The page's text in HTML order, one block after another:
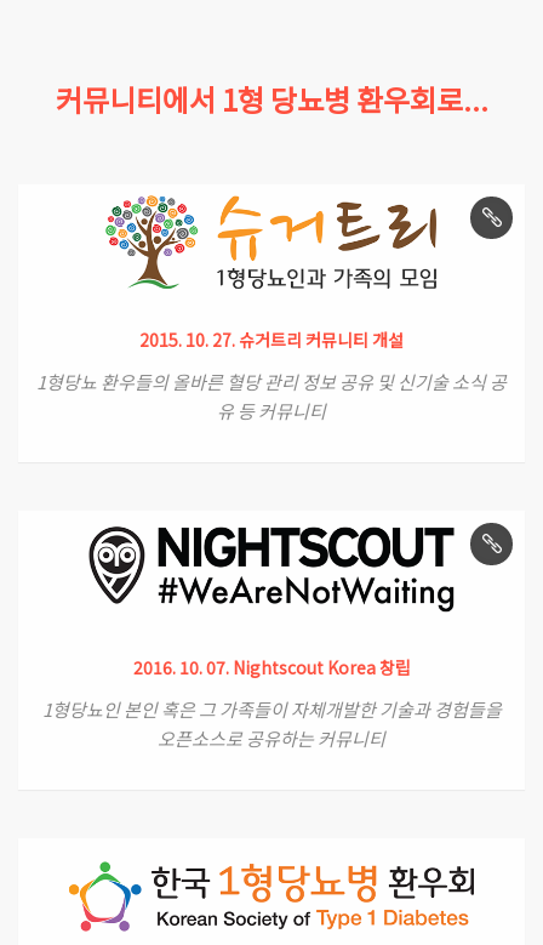
커뮤니티에서 1형 당뇨병 환우회로...
2015. 10. 27. 슈거트리 커뮤니티 개설
1형당뇨 환우들의 올바른 혈당 관리 정보 공유 및 신기술 소식 공
유 등 커뮤니티
2016. 10. 07. Nightscout Korea 창립
1형당뇨인 본인 혹은 그 가족들이 자체개발한 기술과 경험들을
오픈소스로 공유하는 커뮤니티